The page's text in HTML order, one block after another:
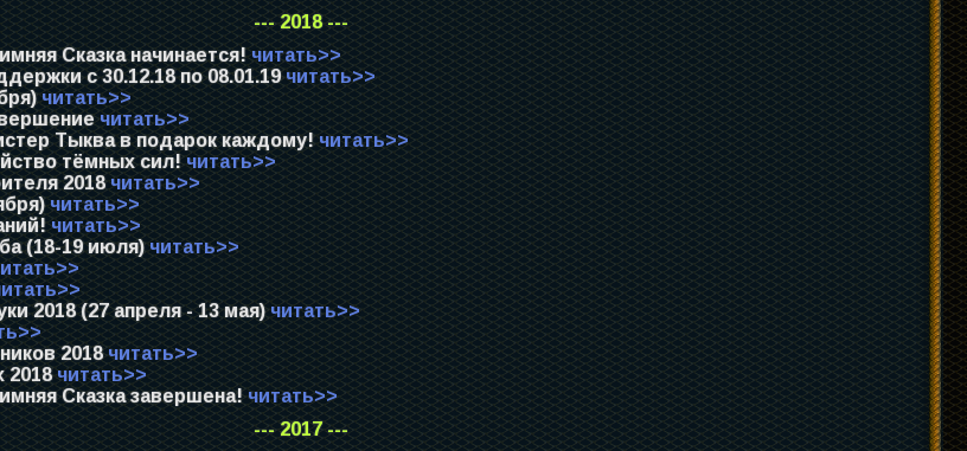
--- 2018 ---
Сказка начинается! читать>>
с 30.12.18 по 08.01.19читать>>
читать>>
читать>>
Тыква в подарок каждому! читать>>
тёмных сил! читать>>
2018 читать>>
читать>>
читать>>
(18-19 июля)читать>>
2018 (27 апреля - 13 мая) читать>>
2018 читать>>
2018читать>>
Сказка завершена! читать>>
--- 2017 ---